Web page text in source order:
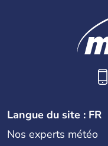
Langue du site : FR
Nos experts météo